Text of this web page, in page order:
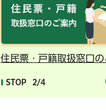
住民票・戸籍取扱窓口の
STOP 2/4